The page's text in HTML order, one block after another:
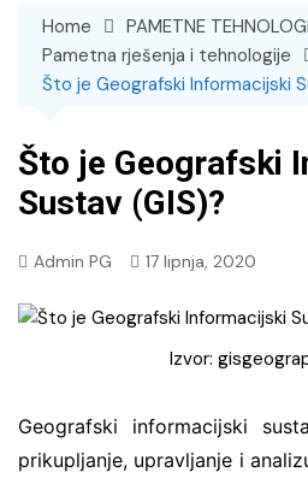
Home
PAMETNE
Pametna rješenja i tehnologije
Što je Geografski Informacijski
Što je Geografski
Sustav (GIS)?
Admin PG 17 lipnja, 2020
Izvor:
Geografski informacijski
prikupljanje, upravljanje i